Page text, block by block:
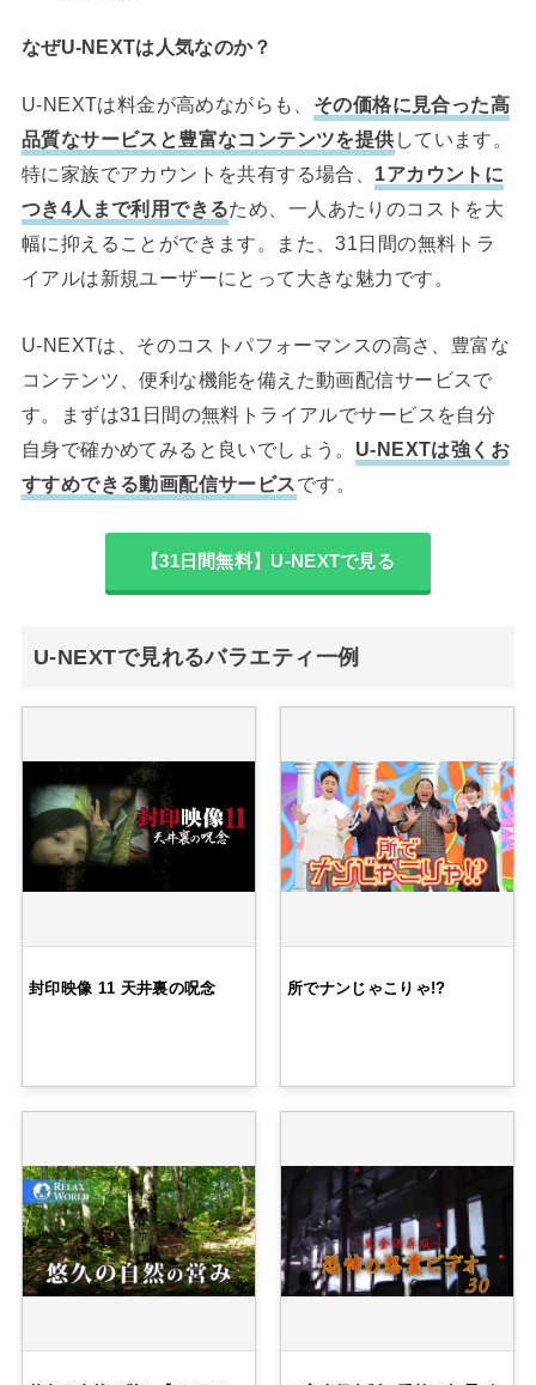
なぜU-NEXTは人気なのか？
U-NEXTは料金が高めながらも、 その価格に見合った高
品質なサービスと豊富なコンテンツを提供 しています。
特に家族でアカウントを共有する場合、 1アカウントに
つき4人まで利用できるため、一人あたりのコストを大
幅に抑えることができます。また、31日間の無料トラ
イアルは新規ユーザーにとって大きな魅力です。
U-NEXTは、そのコストパフォーマンスの高さ、豊富な
コンテンツ、便利な機能を備えた動画配信サービスで
す。まずは31日間の無料トライアルでサービスを自分
自身で確かめてみると良いでしょう。 U-NEXTは強くお
すすめできる動画配信サービスです。
【31日間無料】U-NEXTで見る
U-NEXTで見れるバラエティ一例
封印映像 11 天井裏の呪念 所でナンじゃこりゃ!?